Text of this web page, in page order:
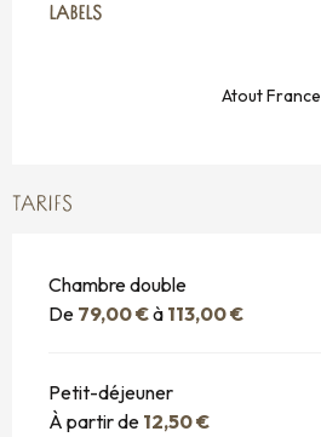
LABELS
LABELS
Atout France
TARIFS
Chambre double
De 79,00 €à 113,00 €
Petit-déjeuner
À partir de 12,50 €